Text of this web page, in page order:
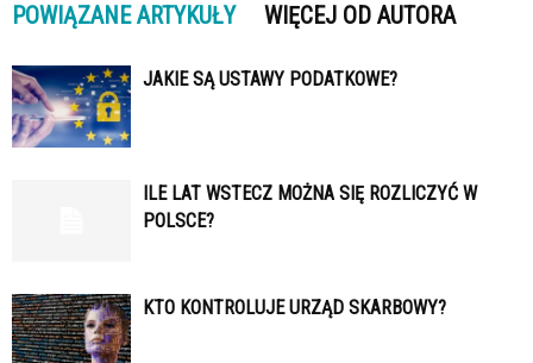
POWIĄZANE ARTYKUŁY WIĘCEJ OD AUTORA
JAKIE SĄ USTAWY PODATKOWE?
ILE LAT WSTECZ MOŻNA SIĘ ROZLICZYĆ W
POLSCE?
KTO KONTROLUJE URZĄD SKARBOWY?